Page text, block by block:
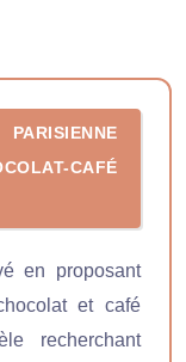
CAFÉ
en proposant
et café
recherchant